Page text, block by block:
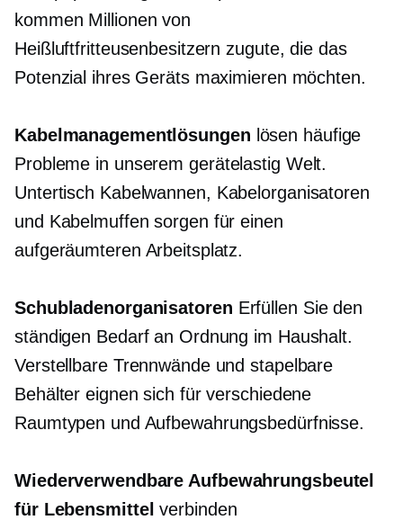
kommen Millionen von
Heißluftfritteusenbesitzern zugute, die das
Potenzial ihres Geräts maximieren möchten.
Kabelmanagementlösungen lösen häufige
Probleme in unserem gerätelastig Welt.
Untertisch Kabelwannen, Kabelorganisatoren
und Kabelmuffen sorgen für einen
aufgeräumteren Arbeitsplatz.
Schubladenorganisatoren Erfüllen Sie den
ständigen Bedarf an Ordnung im Haushalt.
Verstellbare Trennwände und stapelbare
Behälter eignen sich für verschiedene
Raumtypen und Aufbewahrungsbedürfnisse.
Wiederverwendbare Aufbewahrungsbeutel
für Lebensmittel verbinden